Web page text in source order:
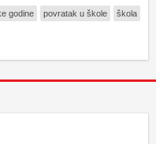
godine povratak u škole škola